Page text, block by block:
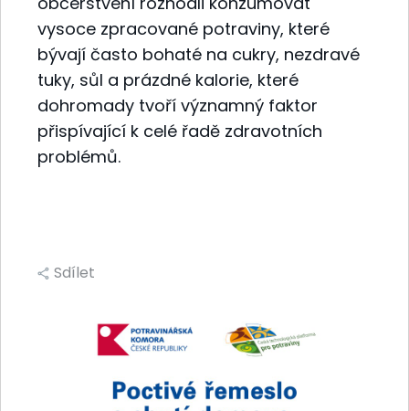
vysoce zpracované potraviny, které
bývají často bohaté na cukry, nezdravé
tuky, sůl a prázdné kalorie, které
dohromady tvoří významný faktor
přispívající k celé řadě zdravotních
problémů.
Sdílet